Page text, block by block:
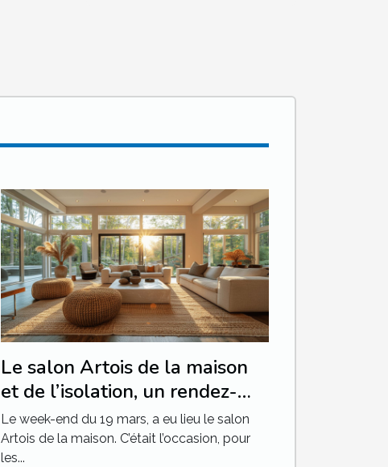
Le salon Artois de la maison
et de l’isolation, un rendez-
vous qu’il ne fallait pas
manquer
Le week-end du 19 mars, a eu lieu le salon
Artois de la maison. C’était l’occasion, pour
les...